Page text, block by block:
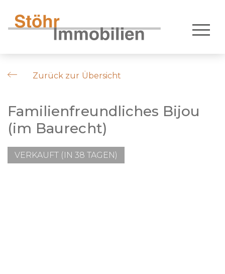
Zurück zur Übersicht
Familienfreundliches Bijou
(im Baurecht)
VERKAUFT (IN 38 TAGEN)